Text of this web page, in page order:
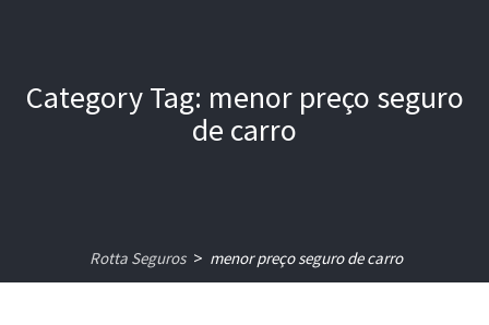
Category Tag: menor preço seguro
de carro
Rotta Seguros > menor preço seguro de carro